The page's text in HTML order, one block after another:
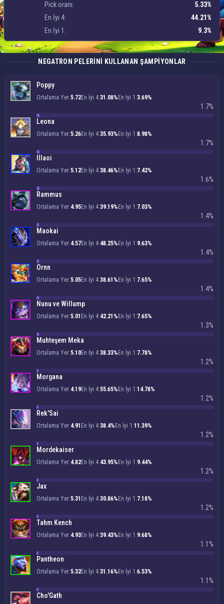
Pick oranı:
5.33%
En İyi 4:
44.21%
En İyi 1:
9.3%
NEGATRON PELERINI KULLANAN ŞAMPIYONLAR
Poppy
Ortalama Yer:5.72En İyi 4:31.08% En İyi 1:3.69%
1.7%
Leona
Ortalama Yer:5.26En İyi 4:35.93% En İyi 1:8.98%
1.7%
Illaoi
Ortalama Yer:5.12En İyi 4:38.46% En İyi 1:7.42%
1.6%
Rammus
Ortalama Yer:4.95En İyi 4:39.19% En İyi 1:7.03%
1.4%
Maokai
Ortalama Yer:4.57En İyi 4:48.25% En İyi 1:9.63%
1.4%
Ornn
Ortalama Yer:5.05En İyi 4:38.61% En İyi 1:7.65%
1.4%
Nunu ve Willump
Ortalama Yer:5.01 En İyi 4:42.21% En İyi 1:7.65%
1.3%
Muhteşem Meka
Ortalama Yer:5.10En İyi 4:38.33% En İyi 1:7.78%
1.2%
Morgana
Ortalama Yer:4.19En İyi 4:55.65% En İyi 1:14.78%
1.2%
Rek'Sai
Ortalama Yer:4.91 En İyi 4:38.4% En İyi 1:11.39%
1.2%
Mordekaiser
Ortalama Yer:4.82En İyi 4:43.95% En İyi 1:9.44%
1.2%
Jax
Ortalama Yer:5.31 En İyi 4:30.86% En İyi 1:7.18%
1.2%
Tahm Kench
Ortalama Yer:4.93En İyi 4:39.43% En İyi 1:9.68%
1.1%
Pantheon
Ortalama Yer:5.32En İyi 4:31.16% En İyi 1:6.53%
1.1%
Cho'Gath